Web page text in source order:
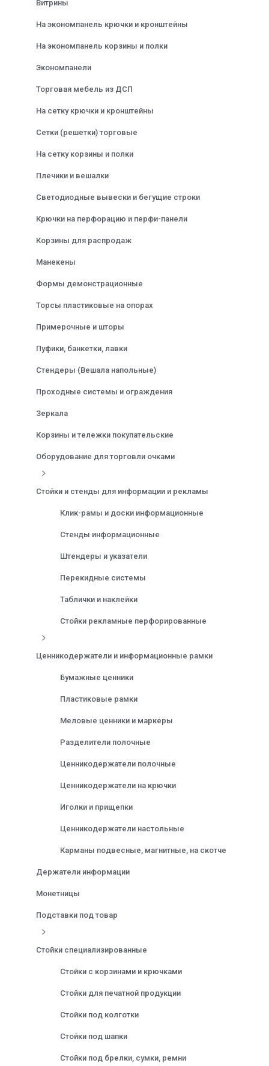
Витрины
На экономпанель крючки и кронштейны
На экономпанель корзины и полки
Экономпанели
Торговая мебель из ДСП
На сетку крючки и кронштейны
Сетки (решетки) торговые
На сетку корзины и полки
Плечики и вешалки
Светодиодные вывески и бегущие строки
Крючки на перфорацию и перфи-панели
Корзины для распродаж
Манекены
Формы демонстрационные
Торсы пластиковые на опорах
Примерочные и шторы
Пуфики, банкетки, лавки
Стендеры (Вешала напольные)
Проходные системы и ограждения
Зеркала
Корзины и тележки покупательские
Оборудование для торговли очками
Стойки и стенды для информации и рекламы
Клик-рамы и доски информационные
Стенды информационные
Штендеры и указатели
Перекидные системы
Таблички и наклейки
Стойки рекламные перфорированные
Ценникодержатели и информационные рамки
Бумажные ценники
Пластиковые рамки
Меловые ценники и маркеры
Разделители полочные
Ценникодержатели полочные
Ценникодержатели на крючки
Иголки и прищепки
Ценникодержатели настольные
Карманы подвесные, магнитные, на скотче
Держатели информации
Монетницы
Подставки под товар
Стойки специализированные
Стойки с корзинами и крючками
Стойки для печатной продукции
Стойки под колготки
Стойки под шапки
Стойки под брелки, сумки, ремни